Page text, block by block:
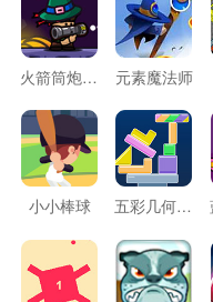
火箭筒炮轰怪物2 元素魔法师
小小棒球 五彩几何塔选关版